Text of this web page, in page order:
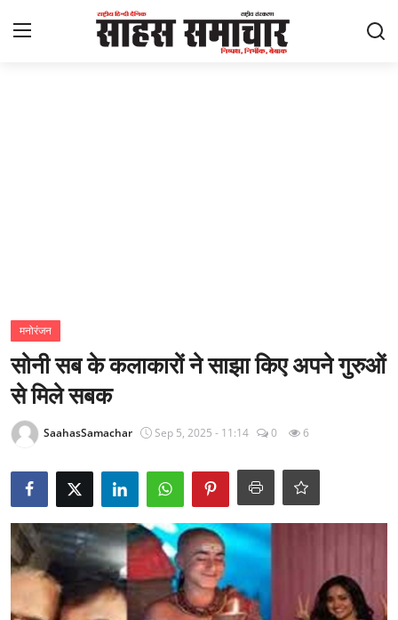
राज्य
अंतराष्ट्रीय
Epaper
धर्म
लाइफस्टाइल
मनोरंजन
सोनी सब के कलाकारों ने साझा किए अपने गुरुओं
से मिले सबक
SaahasSamachar Sep 5, 2025 - 11:14 0 6